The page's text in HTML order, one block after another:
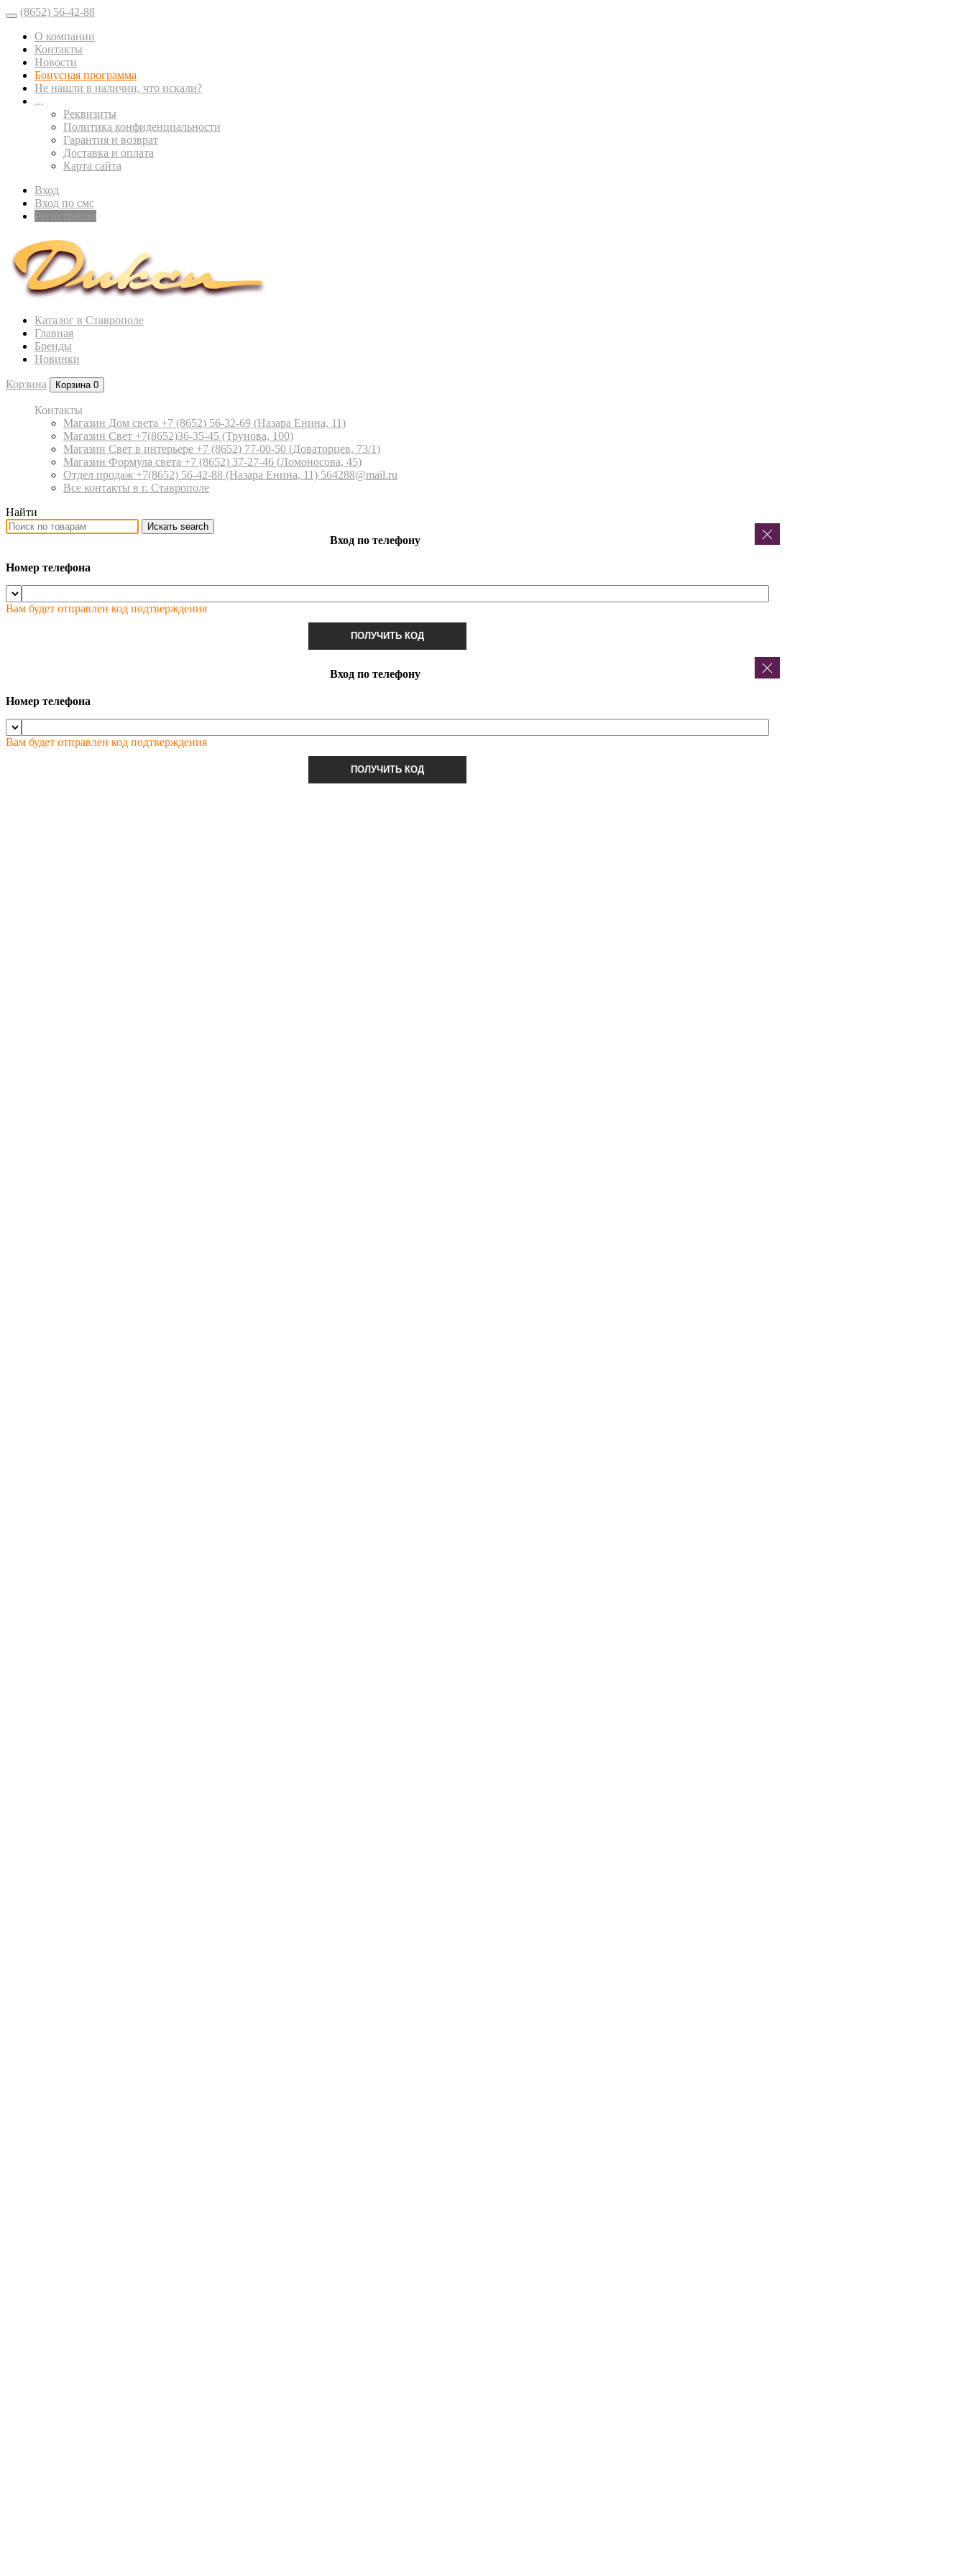
(8652) 56-42-88
О компании
Контакты
Новости
Бонусная программа
Не нашли в наличии, что искали?
...
Реквизиты
Политика конфиденциальности
Гарантия и возврат
Доставка и оплата
Карта сайта
Вход
Вход по смс
Каталог в Ставрополе
Главная
Бренды
Новинки
Корзина Корзина 0
Контакты
Магазин Дом света +7 (8652) 56-32-69 (Назара Енина, 11)
Магазин Свет +7(8652)36-35-45 (Трунова, 100)
Магазин Свет в интерьере +7 (8652) 77-00-50 (Доваторцев, 73/1)
Магазин Формула света +7 (8652) 37-27-46 (Ломоносова, 45)
Отдел продаж +7(8652) 56-42-88 (Назара Енина, 11) 564288@mail.ru
Все контакты в г. Ставрополе
Найти
Искать search
Вход по телефону
Номер телефона
Вам будет отправлен код подтверждения
ПОЛУЧИТЬ КОД
Вход по телефону
Номер телефона
Вам будет отправлен код подтверждения
ПОЛУЧИТЬ КОД